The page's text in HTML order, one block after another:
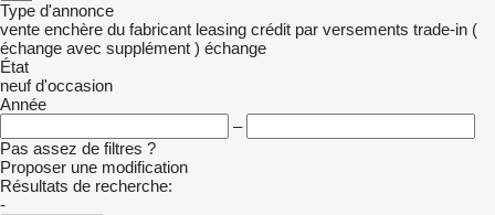
Type d'annonce
vente enchère du fabricant leasing crédit par versements trade-in (
échange avec supplément ) échange
État
neuf d'occasion
Année
–
Pas assez de filtres ?
Proposer une modification
Résultats de recherche:
-